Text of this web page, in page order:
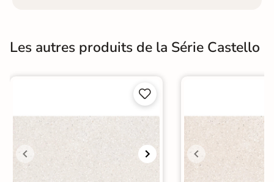
Les autres produits de la Série Castello

